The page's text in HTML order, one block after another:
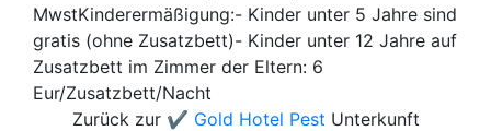
MwstKinderermäßigung:- Kinder unter 5 Jahre sind
gratis (ohne Zusatzbett)- Kinder unter 12 Jahre auf
Zusatzbett im Zimmer der Eltern: 6
Eur/Zusatzbett/Nacht
Zurück zur ✔️ Gold Hotel Pest Unterkunft